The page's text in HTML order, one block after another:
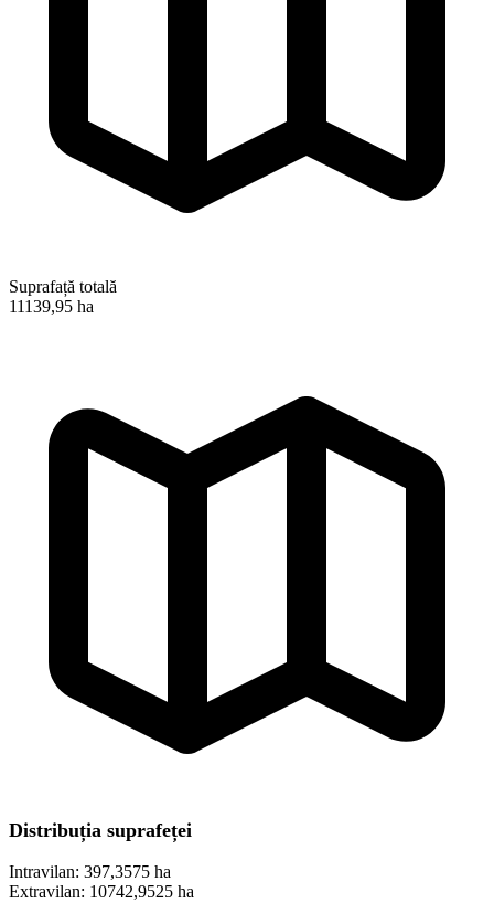
Suprafață totală
11139,95 ha
Distribuția suprafeței
Intravilan: 397,3575 ha
Extravilan: 10742,9525 ha